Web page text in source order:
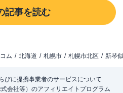
記事を読む
ム 北海道 札幌市 札幌市北区 新琴
びに提携事業者のサービスについて
会社等）のアフィリエイトプログラム